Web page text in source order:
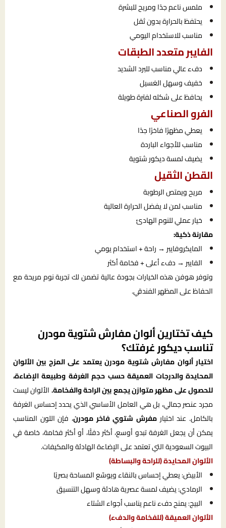
ملمس ناعم جدًا ومريح للبشرة
يحتفظ بالحرارة بدون ثقل
مناسب للاستخدام اليومي
الفايبر متعدد الطبقات
دفء عالي مناسب للبرد الشديد
خفيف وسهل الغسيل
يحافظ على شكله لفترة طويلة
الفرو الصناعي
يعطي مظهرًا فاخرًا جدًا
مناسب للأجواء الباردة
يضيف لمسة ديكور شتوية
القطن الثقيل
مريح ويمتص الرطوبة
مناسب لمن لا يفضل الحرارة العالية
خيار عملي للنوم الهادئ
مقارنة ذكية:
المايكروفايبر → راحة + استخدام يومي
الفايبر → دفء أعلى + فخامة أكثر
وتوفر هوفن هذه الخيارات بجودة عالية تضمن لك تجربة نوم مريحة مع
الحفاظ على المظهر الفندقي.
كيف تختارين ألوان مفارش شتوية مودرن
تناسب ديكور غرفتك؟
اختيار ألوان مفارش شتوية مودرن يعتمد على المزج بين الألوان
المحايدة والدرجات العميقة حسب حجم الغرفة وطبيعة الإضاءة،
للحصول على مظهر متوازن يجمع بين الراحة والفخامة.الألوان ليست
مجرد عنصر جمالي، بل هي العامل الأساسي الذي يحدد إحساس الغرفة
بالكامل. عند اختيار مفرش شتوي فاخر مودرن، فإن اللون المناسب
يمكن أن يجعل الغرفة تبدو أوسع، أكثر دفئًا، أو أكثر فخامة، خاصة في
البيوت السعودية التي تعتمد على الإضاءة الهادئة والمكيفات.
الألوان المحايدة (للراحة والبساطة)
الأبيض: يعطي إحساس بالنقاء ويوسّع المساحة بصريًا
الرمادي: يضيف لمسة عصرية هادئة وسهل التنسيق
البيج: يمنح دفء ناعم يناسب أجواء الشتاء
الألوان العميقة (للفخامة والدفء)